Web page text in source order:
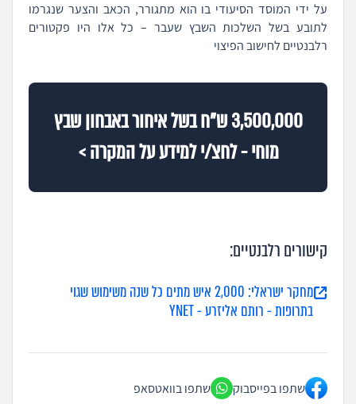
על ידי המוסד הסיעודי בו הוא מתגורר, הכאב והצער שנגרמו
לתובע בשל השלכות השבץ שעבר – כל אלו היו פקטורים
רלבנטיים לחישוב הפיצוי
3,500,000 ש"ח בשל איחור באבחון שבץ
מוחי - לחצ/י למידע על המקרה >
קישורים רלבנטיים:
מחקר ישראלי: 2,000 איש מתים כל שנה משימוש שגוי
בתרופות - רותם אליזרע - YNET
שתפו בפייסבוק שתפו בוואטסאפ